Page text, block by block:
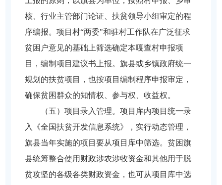
核、行业主管部门论证、扶贫领导小组审定的程
序编报。项目村“两委"和驻村工作队在广泛征求
贫困户意见的基础上筛选确定本嘎查村申报项
目，编制项目建议书上报。旗县或乡镇政府统一
规划的扶贫项目，也按项目编制程序申报审定，
确保贫困群众的知情权、参与权、收益权。
（五）项目录入管理。项目库内项目统一录
入《全国扶贫开发信息系统》，实行动态管理，
旗县当年实施的项目要从项目库中筛选。贫困旗
县统筹整合使用财政涉农涉牧资金和其他用于脱
贫攻坚的各级各类财政资金，也可从项目库中选